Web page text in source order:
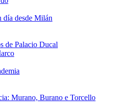
día desde Milán
de Palacio Ducal
Murano, Burano e Torcello